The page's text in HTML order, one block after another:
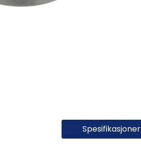
Spesifikasjoner